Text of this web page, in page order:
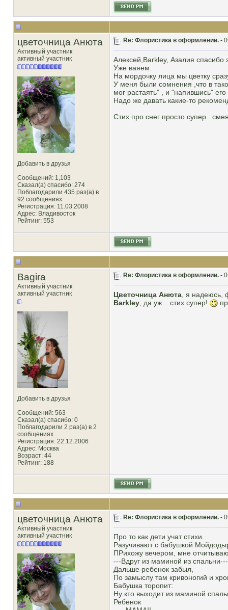
цветочница Анюта
Активный участник
активный участник
Добавить в друзья
Сообщений: 1,103
Сказал(а) спасибо: 274
Поблагодарили 435 раз(а) в
92 сообщениях
Регистрация: 11.03.2008
Адрес: Владивосток
Рейтинг: 553
Re: Флористика в оформлении. -
Алексей,Barkley, Азалия спасибо
Уже ваяем.
На мордочку лица мы цветку
У меня были сомнения ,что в
мог растаять" , и "напившись"
Надо же давать какие-то
Стих про снег просто супер..
Bagira
Активный участник
активный участник
Добавить в друзья
Сообщений: 563
Сказал(а) спасибо: 0
Поблагодарили 2 раз(а) в 2
сообщениях
Регистрация: 22.12.2006
Адрес: Москва
Возраст: 44
Рейтинг: 188
Re: Флористика в оформлении. -
Цветочница Анюта , я надеюсь,
Barkley , да уж....стих супер!
цветочница Анюта
Активный участник
активный участник
Re: Флористика в оформлении. -
Про то как дети учат стихи.
Разучивают с бабушкой
ПРихожу вечером, мне
---Вдруг из маминой из
Дальше ребенок забыл,
По замыслу там кривоногий и
Бабушка торопит:
Ну кто выходит из маминой
Ребенок